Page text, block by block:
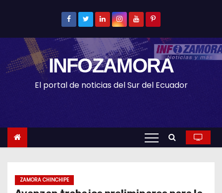
t
e
INFOZAMORA
El portal de noticias del Sur del Ecuador
ZAMORA CHINCHIPE